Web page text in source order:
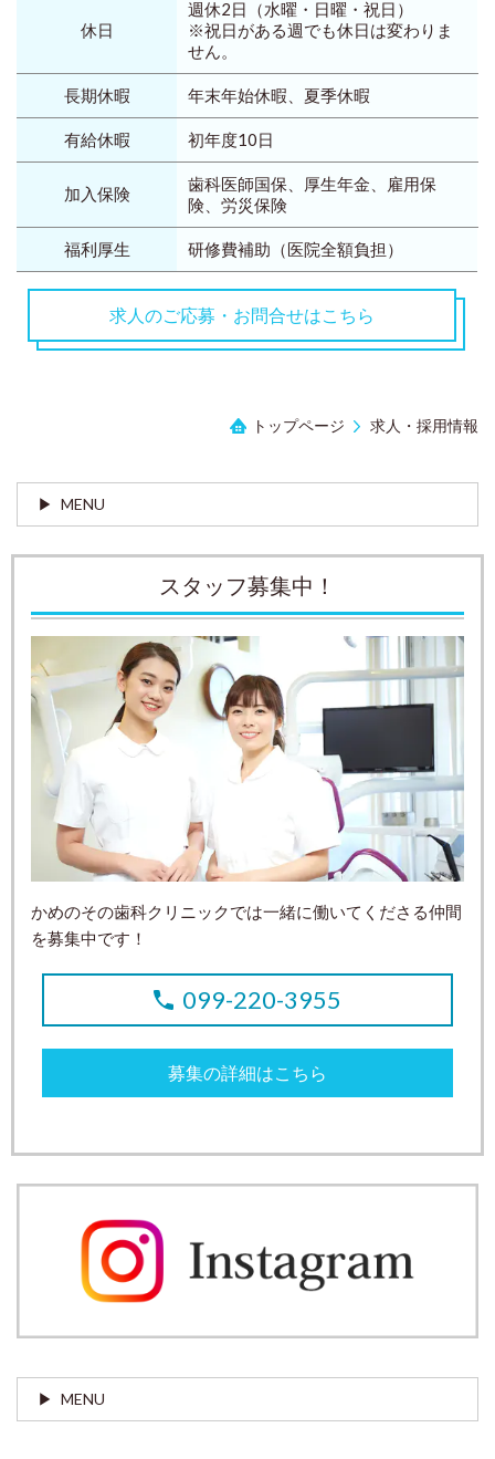
休日
週休2日（水曜・日曜・祝日）
※祝日がある週でも休日は変わりま
せん。
長期休暇 年末年始休暇、夏季休暇
有給休暇 初年度10日
加入保険
歯科医師国保、厚生年金、雇用保
険、労災保険
福利厚生 研修費補助（医院全額負担）
求人のご応募・お問合せはこちら
トップページ 求人・採用情報
MENU
スタッフ募集中！
かめのその歯科クリニックでは一緒に働いてくださる仲間
を募集中です！
099-220-3955
募集の詳細はこちら
MENU